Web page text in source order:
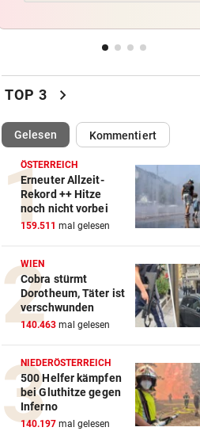
Störfeuer aus
Haus eingeäschert
ELTERN SCHLUGEN ALARM
Lottogewinner schickte
Bilder an Teenager
DRAMATISCHE RETTUNG vor
„In der Wohnung war es
und stockfinster“
TOP 3 chevron_right
Gelesen(ausgewählt)Kommentiert
ÖSTERREICH
Erneuter Allzeit-
Rekord ++ Hitze
noch nicht vorbei
159.511 mal gelesen
WIEN
Cobra stürmt
Dorotheum, Täter ist
verschwunden
140.463 mal gelesen
NIEDERÖSTERREICH
500 Helfer kämpfen
bei Gluthitze gegen
Inferno
140.197 mal gelesen